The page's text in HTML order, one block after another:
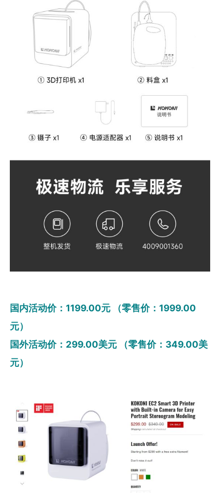
国内活动价：1199.00元 （零售价：1999.00
元）
国外活动价：299.00美元 （零售价：349.00美
元）